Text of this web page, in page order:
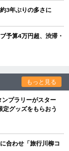
3年ぶりの多さに
予算4万円超、渋滞・
もっと見る
プラリーがスター
グッズをもらおう
合わせ「旅行川柳コ